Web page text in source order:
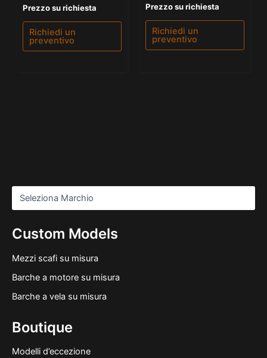
Custom Models
Mezzi scafi su misura
Barche a motore su misura
Barche a vela su misura
Boutique
Modelli d’eccezione
Valutato
su
Prezzo su richiesta
Richiedi un
preventivo
Valutato
0
su
Prezzo su richiesta
Richiedi un
preventivo